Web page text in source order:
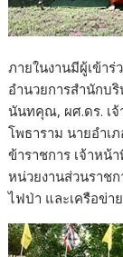
ภายในงานมีผู้เข้า
อำนวยการสำนักบ
นันทคุณ, ผศ.ดร. เจ้
โพธาราม นายอำเ
ข้าราชการ เจ้าห
หน่วยงานส่วนราช
ไฟป่า และเครือข่า